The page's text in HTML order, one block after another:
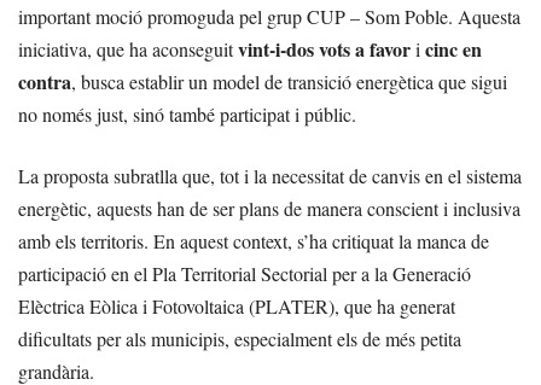
important moció promoguda pel grup CUP – Som Poble. Aquesta
iniciativa, que ha aconseguitvint-i-dos vots a favori cinc en
contra, busca establir un model de transició energètica que sigui
no només just, sinó també participat i públic.
La proposta subratlla que, tot i la necessitat de canvis en el sistema
energètic, aquests han de ser plans de manera conscient i inclusiva
amb els territoris. En aquest context, s’ha critiquat la manca de
participació en el Pla Territorial Sectorial per a la Generació
Elèctrica Eòlica i Fotovoltaica (PLATER), que ha generat
dificultats per als municipis, especialment els de més petita
grandària.